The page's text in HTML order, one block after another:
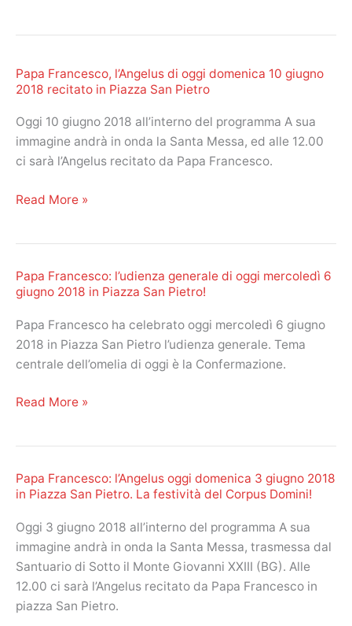
Papa Francesco, l’Angelus di oggi domenica 10 giugno
2018 recitato in Piazza San Pietro
Oggi 10 giugno 2018 all’interno del programma A sua
immagine andrà in onda la Santa Messa, ed alle 12.00
ci sarà l’Angelus recitato da Papa Francesco.
Papa
oggi
domenica
10
giugno
in
Read More »
Papa Francesco: l’udienza generale di oggi mercoledì 6
giugno 2018 in Piazza San Pietro!
Papa Francesco ha celebrato oggi mercoledì 6 giugno
2018 in Piazza San Pietro l’udienza generale. Tema
centrale dell’omelia di oggi è la Confermazione.
Papa
di
oggi
mercoledì
6
giugno
2018
in
Piazza
Read More »
Papa Francesco: l’Angelus oggi domenica 3 giugno 2018
in Piazza San Pietro. La festività del Corpus Domini!
Oggi 3 giugno 2018 all’interno del programma A sua
immagine andrà in onda la Santa Messa, trasmessa dal
Santuario di Sotto il Monte Giovanni XXIII (BG). Alle
12.00 ci sarà l’Angelus recitato da Papa Francesco in
piazza San Pietro.